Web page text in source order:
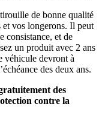
de bonne qualité
et vos longerons. Il peut
consistance, et de
un produit avec 2 ans
véhicule devront à
des deux ans.
des
contre la